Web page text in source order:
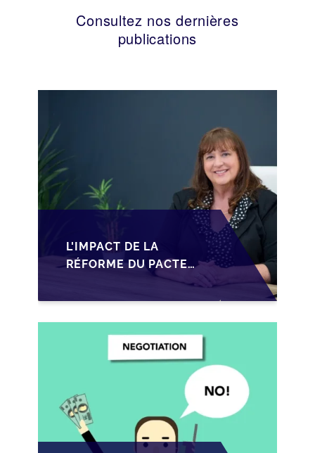
Consultez nos dernières
publications
L'IMPACT DE LA
RÉFORME DU PACTE
DUTREIL SUR LA
TRANSMISSION DES